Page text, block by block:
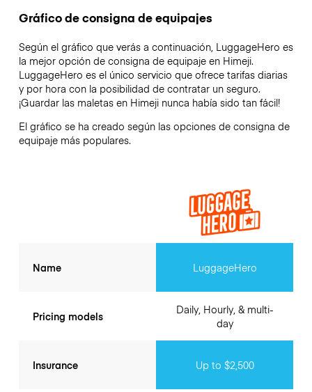
Gráfico de consigna de equipajes
Según el gráfico que verás a continuación, LuggageHero es
la mejor opción de consigna de equipaje en Himeji.
LuggageHero es el único servicio que ofrece tarifas diarias
y por hora con la posibilidad de contratar un seguro.
¡Guardar las maletas en Himejinunca había sido tan fácil!
El gráfico se ha creado según las opciones de consigna de
equipaje más populares.
Name
Pricing models
Insurance
LuggageHero
Daily, Hourly, & multi-
day
Up to $2,500